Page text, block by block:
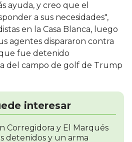
ayuda, y creo que el
a sus necesidades",
en la Casa Blanca, luego
agentes dispararon contra
fue detenido
del campo de golf de Trump
interesar
Corregidora y El Marqués
detenidos y un arma